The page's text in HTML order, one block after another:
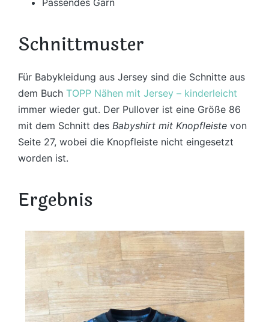
Passendes Garn
Schnittmuster
Für Babykleidung aus Jersey sind die Schnitte aus
dem Buch TOPP Nähen mit Jersey – kinderleicht
immer wieder gut. Der Pullover ist eine Größe 86
mit dem Schnitt des Babyshirt mit Knopfleiste von
Seite 27, wobei die Knopfleiste nicht eingesetzt
worden ist.
Ergebnis